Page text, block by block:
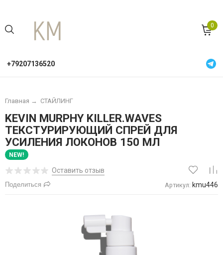
0
+79207136520
Главная → СТАЙЛИНГ
KEVIN MURPHY KILLER.WAVES
ТЕКСТУРИРУЮЩИЙ СПРЕЙ ДЛЯ
УСИЛЕНИЯ ЛОКОНОВ 150 МЛ
NEW!
Оставить отзыв
Поделиться Артикул: kmu446